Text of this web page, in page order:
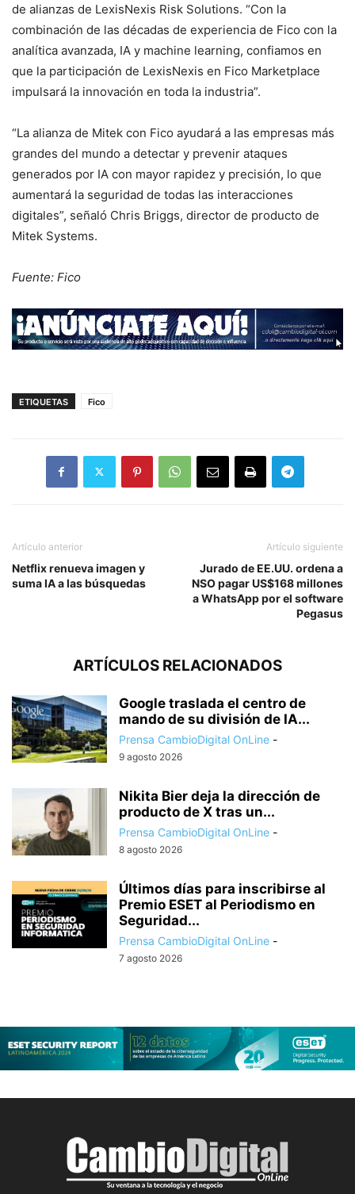
de alianzas de LexisNexis Risk Solutions. “Con la
combinación de las décadas de experiencia de Fico con la
analítica avanzada, IA y machine learning, confiamos en
que la participación de LexisNexis en Fico Marketplace
impulsará la innovación en toda la industria”.
“La alianza de Mitek con Fico ayudará a las empresas más
grandes del mundo a detectar y prevenir ataques
generados por IA con mayor rapidez y precisión, lo que
aumentará la seguridad de todas las interacciones
digitales”, señaló Chris Briggs, director de producto de
Mitek Systems.
Fuente: Fico
ETIQUETAS Fico
Artículo anterior
Netflix renueva imagen y
suma IA a las búsquedas
Artículo siguiente
Jurado de EE.UU. ordena a
NSO pagar US$168 millones
a WhatsApp por el software
Pegasus
ARTÍCULOS RELACIONADOS
Google traslada el centro de
mando de su división de IA...
Prensa CambioDigital OnLine -
9 agosto 2026
Nikita Bier deja la dirección de
producto de X tras un...
Prensa CambioDigital OnLine -
8 agosto 2026
Últimos días para inscribirse al
Premio ESET al Periodismo en
Seguridad...
Prensa CambioDigital OnLine -
7 agosto 2026